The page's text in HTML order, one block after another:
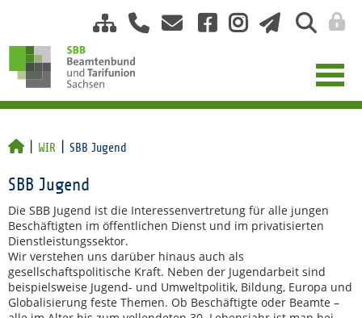
WIR SBB Jugend
SBB Jugend
Die SBB Jugend ist die Interessenvertretung für alle jungen
Beschäftigten im öffentlichen Dienst und im privatisierten
Dienstleistungssektor.
Wir verstehen uns darüber hinaus auch als
gesellschaftspolitische Kraft. Neben der Jugendarbeit sind
beispielsweise Jugend- und Umweltpolitik, Bildung, Europa und
Globalisierung feste Themen. Ob Beschäftigte oder Beamte –